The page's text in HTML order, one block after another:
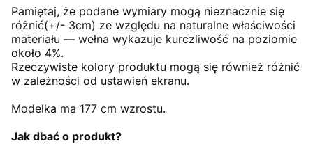
Pamiętaj, że podane wymiary mogą nieznacznie się
różnić(+/- 3cm) ze względu na naturalne właściwości
materiału — wełna wykazuje kurczliwość na poziomie
około 4%.
Rzeczywiste kolory produktu mogą się również różnić
w zależności od ustawień ekranu.
Modelka ma 177 cm wzrostu.
Jak dbać o produkt?